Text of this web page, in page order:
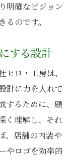
明確なビジョン
のです。
する設計
ロ・工房は、
計に力を入れて
するために、顧
く理解し、それ
、店舗の内装や
やロゴを効率的